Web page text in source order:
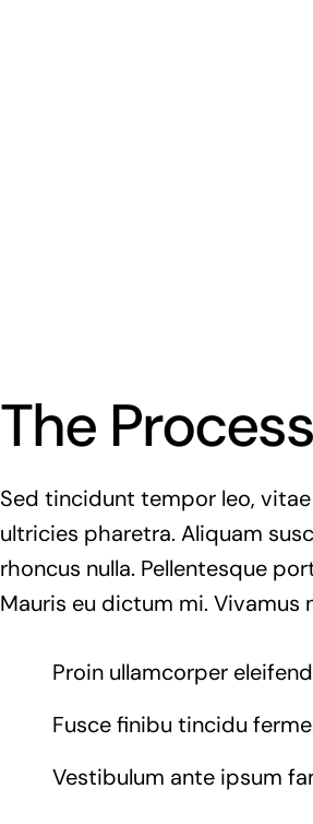
The Process
Sed tincidunt tempor leo,
ultricies pharetra. Aliquam
rhoncus nulla. Pellentesque
Mauris eu dictum mi. Vivamus
Proin ullamcorper
Fusce finibu tincidu
Vestibulum ante ipsum